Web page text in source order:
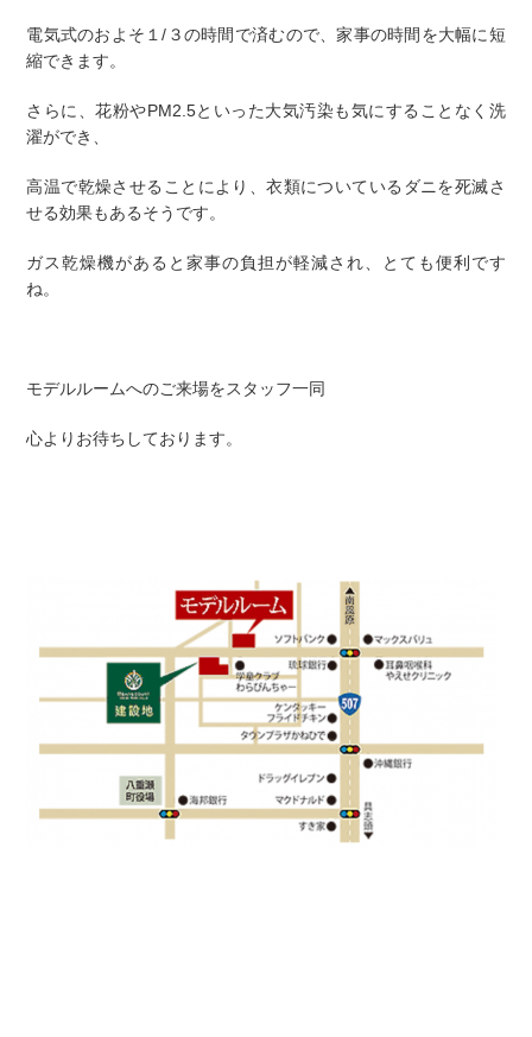
電気式のおよそ１/３の時間で済むので、家事の時間を大幅に短
縮できます。
さらに、花粉やPM2.5といった大気汚染も気にすることなく洗
濯ができ、
高温で乾燥させることにより、衣類についているダニを死滅さ
せる効果もあるそうです。
ガス乾燥機があると家事の負担が軽減され、とても便利です
ね。
モデルルームへのご来場をスタッフ一同
心よりお待ちしております。